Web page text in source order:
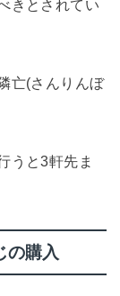
きとされてい
亡(さんりんぼ
うと3軒先ま
の購入